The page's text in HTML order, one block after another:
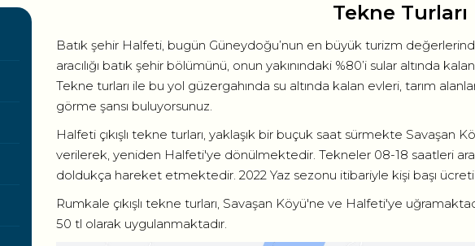
Tekne Turları
Batık şehir Halfeti, bugün Güneydoğu’nun en büyük turizm
aracılığı batık şehir bölümünü, onun yakınındaki %80’i sular altında
Tekne turları ile bu yol güzergahında su altında kalan evleri, tarım
görme şansı buluyorsunuz.
Halfeti çıkışlı tekne turları, yaklaşık bir buçuk saat sürmekte Savaşan
verilerek, yeniden Halfeti'ye dönülmektedir. Tekneler 08-18 saatleri
doldukça hareket etmektedir. 2022 Yaz sezonu itibariyle kişi başı
Rumkale çıkışlı tekne turları, Savaşan Köyü'ne ve Halfeti'ye
50 tl olarak uygulanmaktadır.